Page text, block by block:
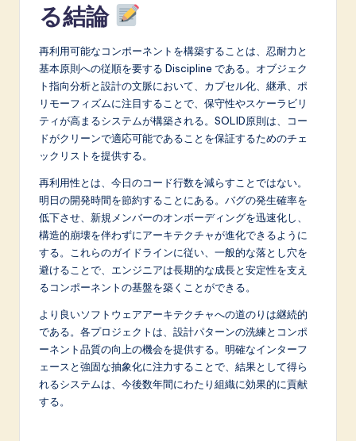
る結論
再利用可能なコンポーネントを構築することは、忍耐力と
基本原則への従順を要する Discipline である。オブジェク
ト指向分析と設計の文脈において、カプセル化、継承、ポ
リモーフィズムに注目することで、保守性やスケーラビリ
ティが高まるシステムが構築される。SOLID原則は、コー
ドがクリーンで適応可能であることを保証するためのチェ
ックリストを提供する。
再利用性とは、今日のコード行数を減らすことではない。
明日の開発時間を節約することにある。バグの発生確率を
低下させ、新規メンバーのオンボーディングを迅速化し、
構造的崩壊を伴わずにアーキテクチャが進化できるように
する。これらのガイドラインに従い、一般的な落とし穴を
避けることで、エンジニアは長期的な成長と安定性を支え
るコンポーネントの基盤を築くことができる。
より良いソフトウェアアーキテクチャへの道のりは継続的
である。各プロジェクトは、設計パターンの洗練とコンポ
ーネント品質の向上の機会を提供する。明確なインターフ
ェースと強固な抽象化に注力することで、結果として得ら
れるシステムは、今後数年間にわたり組織に効果的に貢献
する。